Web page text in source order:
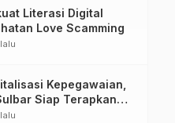
Literasi Digital
Love Scamming
Kepegawaian,
Siap Terapkan
ASN